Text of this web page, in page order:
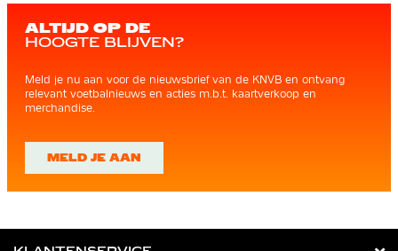
ALTIJD OP DE
HOOGTE BLIJVEN?
Meld je nu aan voor de nieuwsbrief van de KNVB en ontvang
relevant voetbalnieuws en acties m.b.t. kaartverkoop en
merchandise.
MELD JE AAN